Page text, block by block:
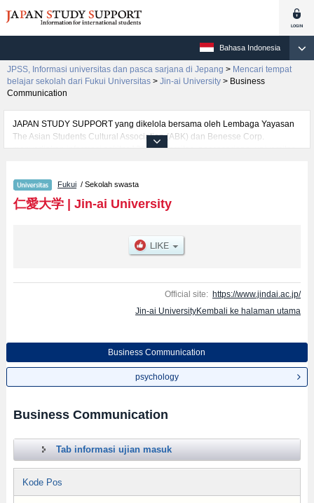
Bahasa Indonesia
JPSS, Informasi universitas dan pasca sarjana di Jepang > Mencari tempat
belajar sekolah dari Fukui Universitas > Jin-ai University > Business
Communication
JAPAN STUDY SUPPORT yang dikelola bersama oleh Lembaga Yayasan
The Asian Students Cultural Association (ABK) dan Benesse Corp.
menyediakan informasi sekitar 1300 universitas, pascasarjana, universitas
fakultas seperti Fakultas Business CommunicationatauFakultas psychology,
serta berbagai informasi yang berguna bagi mahasiswa(i) mancanegara
seperti kuota untuk jumlah pendaftar dan jumlah kelulusan ujian masuk
kampus, akses jalan, dan lainnya. Silakan memanfaatkannya.
Fukui / Sekolah swasta
仁愛大学| Jin-ai University
Official site: https://www.jindai.ac.jp/
Jin-ai UniversityKembali ke halaman utama
Business Communication
psychology
Business Communication
Tab informasi ujian masuk
Kode Pos